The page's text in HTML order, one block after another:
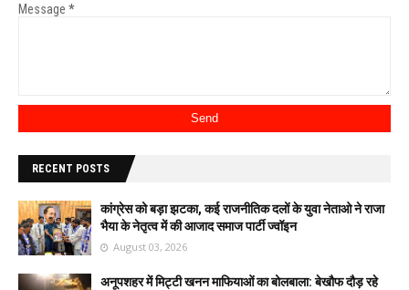
Message *
RECENT POSTS
कांग्रेस को बड़ा झटका, कई राजनीतिक दलों के युवा नेताओ ने राजा
भैया के नेतृत्व में की आजाद समाज पार्टी ज्वॉइन
August 03, 2026
अनूपशहर में मिट्टी खनन माफियाओं का बोलबाला: बेखौफ दौड़ रहे